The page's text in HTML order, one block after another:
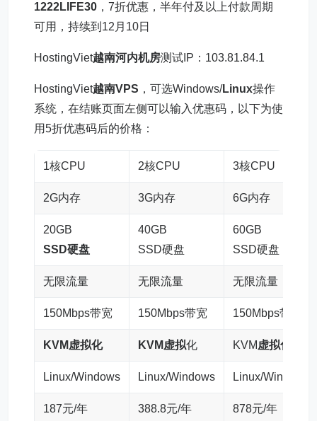
1222LIFE30 ，7折优惠，半年付及以上付款周期
可用，持续到12月10日
HostingViet越南河内机房测试IP：103.81.84.1
HostingViet越南VPS ，可选Windows/Linux操作
系统，在结账页面左侧可以输入优惠码，以下为使
用5折优惠码后的价格：
1核CPU 2核CPU 3核CPU
2G内存 3G内存 6G内存
20GB
SSD硬盘
40GB
SSD硬盘
60GB
SSD硬盘
无限流量 无限流量 无限流量
150Mbps带宽 150Mbps带宽 150Mbps带宽
KVM虚拟化 KVM虚拟化 KVM虚拟化
Linux/Windows Linux/Windows Linux/Windows
187元/年 388.8元/年 878元/年